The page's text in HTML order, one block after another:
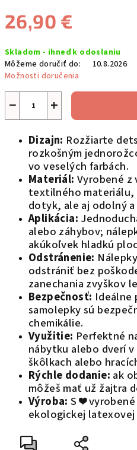
26,90 €
cena:
Skladom - ihneď k odoslaniu
Môžeme doručiť do:
10.8.2026
Možnosti doručenia
+
−
Dizajn: Rozžiarte
rozkošným
vo veselých farbách.
Materiál: Vyrobené
textilného materiálu,
dotyk, ale aj odolný
Aplikácia:
alebo záhybov;
akúkoľvek hladkú
Odstránenie:
odstrániť bez
zanechania zvyškov
Bezpečnosť: Ideálne
samolepky sú
chemikálie.
Využitie: Perfektné
nábytku alebo dverí
škôlkach alebo
Rýchle dodanie: ak
môžeš mať už žajtra
Výroba: S ❤️
ekologickej